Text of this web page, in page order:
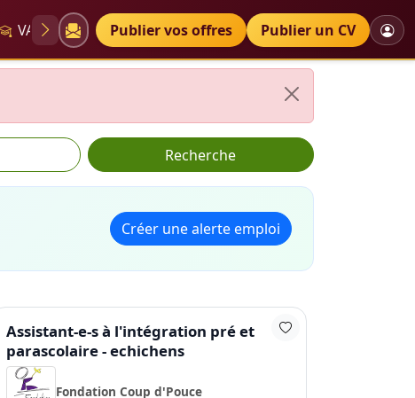
VAE Diplômes Petites annonces
Publier vos offres Publier un CV
Recherche
Créer une alerte emploi
Assistant-e-s à l'intégration pré et
parascolaire - echichens
Fondation Coup d'Pouce